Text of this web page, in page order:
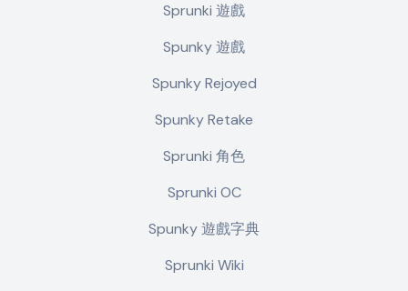
Sprunki 遊戲
Spunky 遊戲
Spunky Rejoyed
Spunky Retake
Sprunki 角色
Sprunki OC
Spunky 遊戲字典
Sprunki Wiki